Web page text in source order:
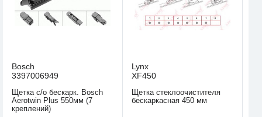
Bosch
3397006949
Щетка с/о бескарк. Bosch
Aerotwin Plus 550мм (7
креплений)
Lynx
XF450
Щетка стеклоочистителя
бескаркасная 450 мм